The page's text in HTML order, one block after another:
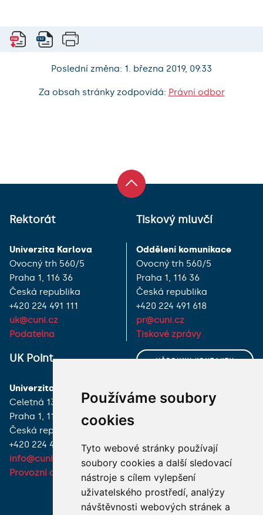
Používáme soubory
cookies
Tyto webové stránky používají
soubory cookies a další sledovací
nástroje s cílem vylepšení
uživatelského prostředí, analýzy
návštěvnosti webových stránek a
Poslední změna: 1. března 2019, 09:33
Za obsah stránky zodpovídá: Právní odbor
Rektorát
Univerzita Karlova
Ovocný trh 560/5
Praha 1, 116 36
Česká republika
+420 224 491 111
uk@cuni.cz
Podatelna
Tiskový mluvčí
Oddělení komunikace
Ovocný trh 560/5
Praha 1, 116 36
Česká republika
+420 224 491 618
pr@cuni.cz
Tiskové zprávy
UK Point
Univerzita Karlova
Celetná 13
Praha 1, 116 36
Česká republika
+420 224 491 850
info@cuni.cz
Provozní doba a kontakty
VŠECHNY KONTAKTY